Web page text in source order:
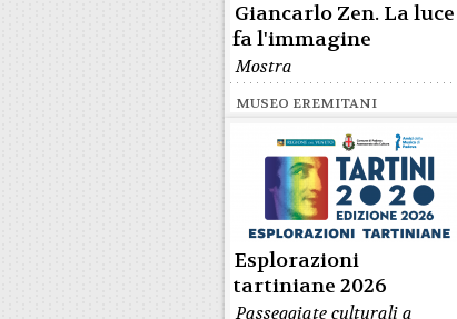
Giancarlo Zen. La luce
fa l'immagine
Mostra
MUSEO EREMITANI
Esplorazioni
tartiniane 2026
Passeggiate culturali a